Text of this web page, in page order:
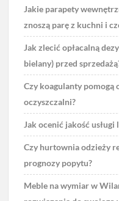
Jakie parapety
znoszą parę z kuchni i
Jak zlecić opłacalną
bielany) przed
Czy koagulanty pomogą
oczyszczalni?
Jak ocenić jakość
Czy hurtownia odzieży
prognozy popytu?
Meble na wymiar w